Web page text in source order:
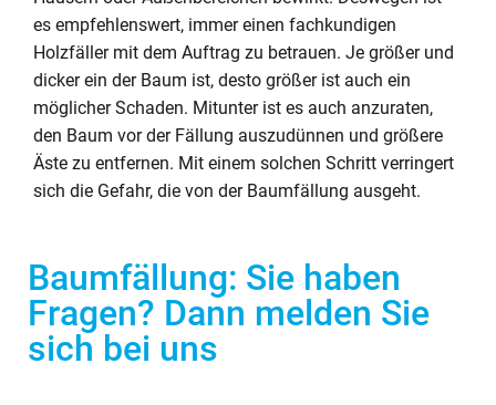
es empfehlenswert, immer einen fachkundigen
Holzfäller mit dem Auftrag zu betrauen. Je größer und
dicker ein der Baum ist, desto größer ist auch ein
möglicher Schaden. Mitunter ist es auch anzuraten,
den Baum vor der Fällung auszudünnen und größere
Äste zu entfernen. Mit einem solchen Schritt verringert
sich die Gefahr, die von der Baumfällung ausgeht.
Baumfällung: Sie haben
Fragen? Dann melden Sie
sich bei uns